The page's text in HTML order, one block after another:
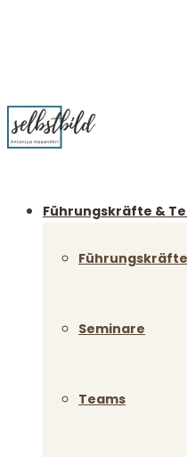
Führungskräfte &
Seminare
Teams